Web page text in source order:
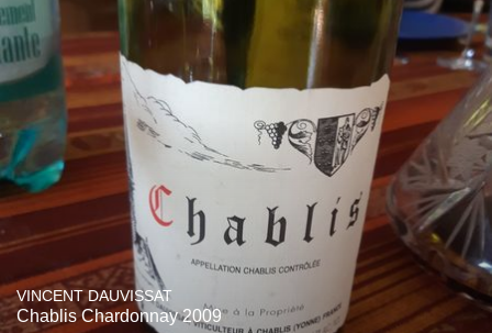
VINCENT DAUVISSAT
Chablis Chardonnay 2009